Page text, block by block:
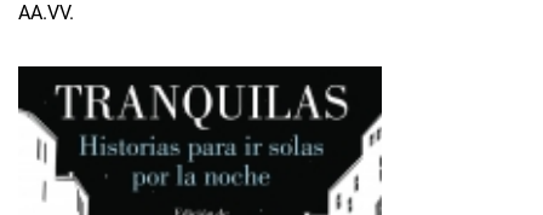
AA.VV.